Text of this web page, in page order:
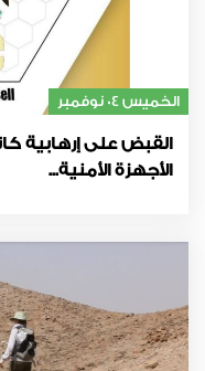
الخميس 04 نوفمبر
القبض على إرهابية
الأجهزة الأمنية...